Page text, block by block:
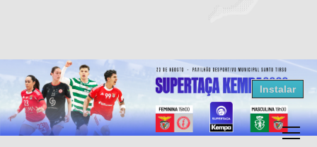
Resultados Andebol
Federação de Andebol de Portugal
Grátis - Disponivel na Play Store
Instalar